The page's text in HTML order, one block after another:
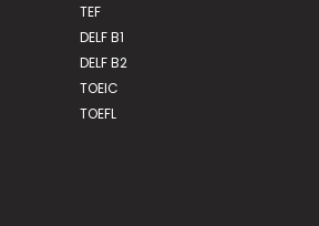
TEF
DELF B1
DELF B2
TOEIC
TOEFL